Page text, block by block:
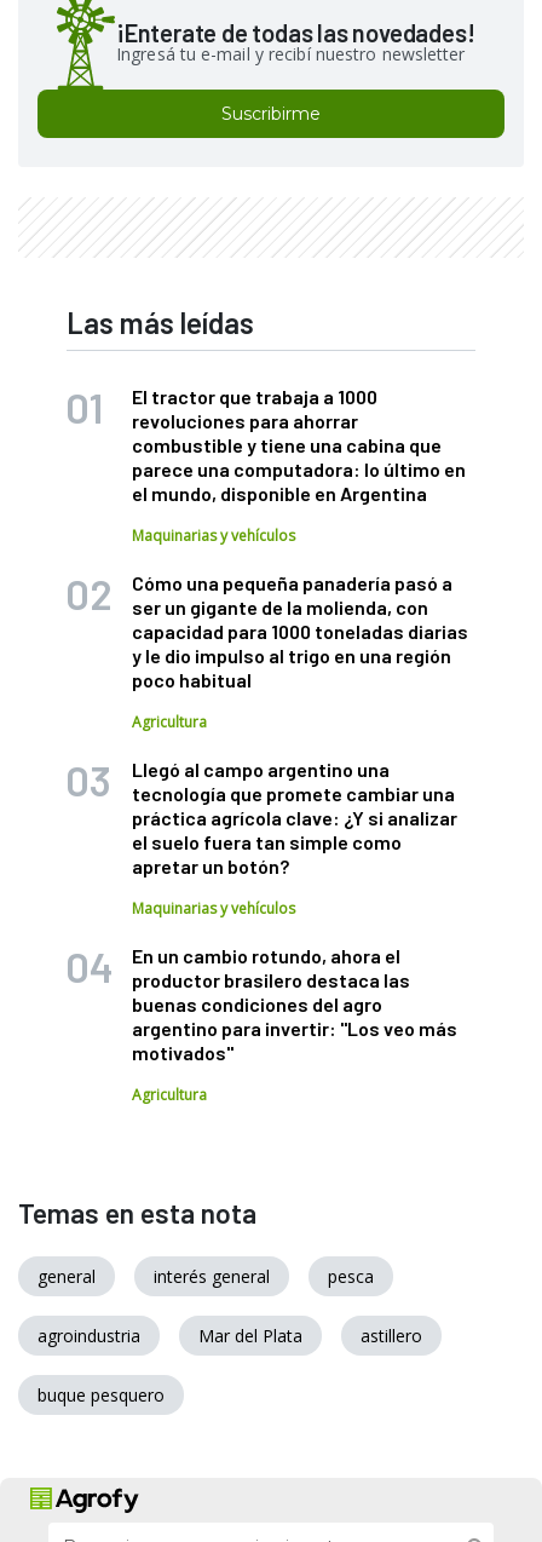
¡Enterate de todas las novedades!
Ingresá tu e-mail y recibí nuestro newsletter
Suscribirme
Las más leídas
El tractor que trabaja a 1000
revoluciones para ahorrar
combustible y tiene una cabina que
parece una computadora: lo último en
el mundo, disponible en Argentina
Maquinarias y vehículos
Cómo una pequeña panadería pasó a
ser un gigante de la molienda, con
capacidad para 1000 toneladas diarias
y le dio impulso al trigo en una región
poco habitual
Agricultura
Llegó al campo argentino una
tecnología que promete cambiar una
práctica agrícola clave: ¿Y si analizar
el suelo fuera tan simple como
apretar un botón?
Maquinarias y vehículos
En un cambio rotundo, ahora el
productor brasilero destaca las
buenas condiciones del agro
argentino para invertir: "Los veo más
motivados"
Agricultura
Temas en esta nota
general interés general pesca
agroindustria Mar del Plata astillero
buque pesquero